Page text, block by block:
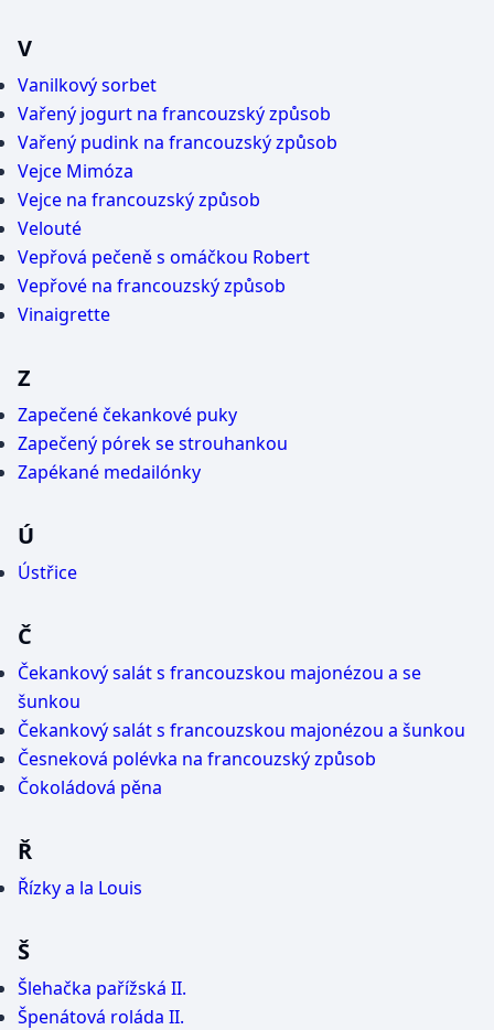
V
Vanilkový sorbet
Vařený jogurt na francouzský způsob
Vařený pudink na francouzský způsob
Vejce Mimóza
Vejce na francouzský způsob
Velouté
Vepřová pečeně s omáčkou Robert
Vepřové na francouzský způsob
Vinaigrette
Z
Zapečené čekankové puky
Zapečený pórek se strouhankou
Zapékané medailónky
Ú
Ústřice
Č
Čekankový salát s francouzskou majonézou a se
šunkou
Čekankový salát s francouzskou majonézou a šunkou
Česneková polévka na francouzský způsob
Čokoládová pěna
Ř
Řízky a la Louis
Š
Šlehačka pařížská II.
Špenátová roláda II.